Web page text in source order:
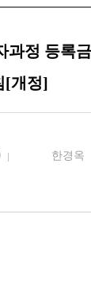
과정 등록
[개정]
한경옥